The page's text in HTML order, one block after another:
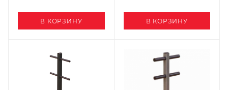
В КОРЗИНУ В КОРЗИНУ